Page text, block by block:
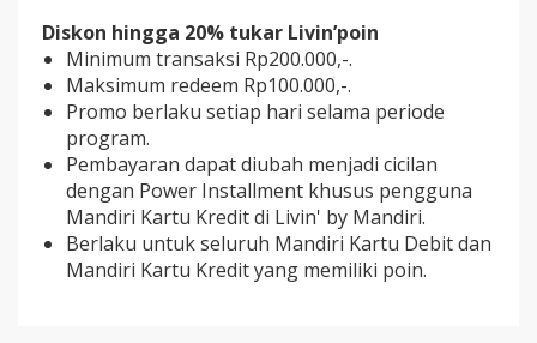
Diskon hingga 20% tukar Livin’poin
Minimum transaksi Rp200.000,-.
Maksimum redeem Rp100.000,-.
Promo berlaku setiap hari selama periode
program.
Pembayaran dapat diubah menjadi cicilan
dengan Power Installment khusus pengguna
Mandiri Kartu Kredit di Livin' by Mandiri.
Berlaku untuk seluruh Mandiri Kartu Debit dan
Mandiri Kartu Kredit yang memiliki poin.